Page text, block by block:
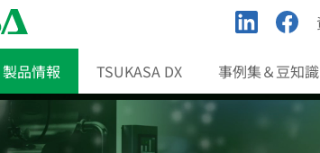
製品情報 TSUKASA DX 事例集＆豆知識